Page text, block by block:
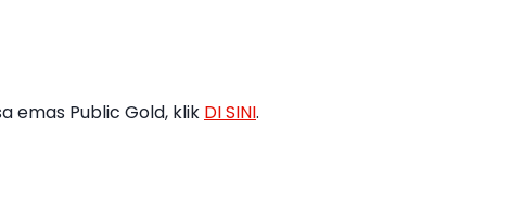
emas Public Gold, klik DI SINI.